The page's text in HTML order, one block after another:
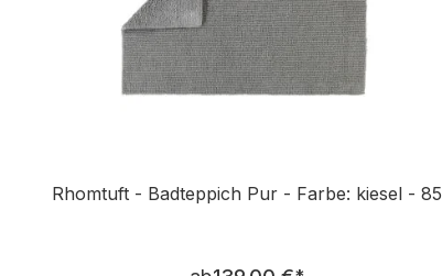
Rhomtuft - Badteppich Pur - Farbe: kiesel - 85
Regulärer Preis: